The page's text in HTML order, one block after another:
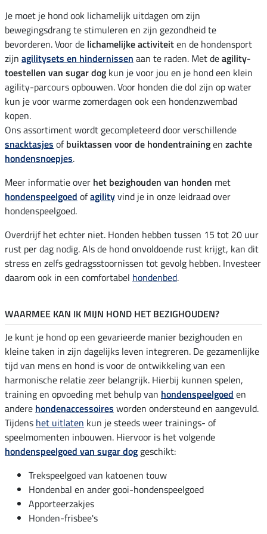
Je moet je hond ook lichamelijk uitdagen om zijn
bewegingsdrang te stimuleren en zijn gezondheid te
bevorderen. Voor de lichamelijke activiteiten de hondensport
zijn agilitysets en hindernissen aan te raden. Met deagility-
toestellen van sugar dog kun je voor jou en je hond een klein
agility-parcours opbouwen. Voor honden die dol zijn op water
kun je voor warme zomerdagen ook een hondenzwembad
kopen.
Ons assortiment wordt gecompleteerd door verschillende
snacktasjes ofbuiktassen voor de hondentrainingen zachte
hondensnoepjes.
Meer informatie over het bezighouden van honden met
hondenspeelgoed ofagilityvind je in onze leidraad over
hondenspeelgoed.
Overdrijf het echter niet. Honden hebben tussen 15 tot 20 uur
rust per dag nodig. Als de hond onvoldoende rust krijgt, kan dit
stress en zelfs gedragsstoornissen tot gevolg hebben. Investeer
daarom ook in een comfortabel hondenbed.
WAARMEE KAN IK MIJN HOND HET BEZIGHOUDEN?
Je kunt je hond op een gevarieerde manier bezighouden en
kleine taken in zijn dagelijks leven integreren. De gezamenlijke
tijd van mens en hond is voor de ontwikkeling van een
harmonische relatie zeer belangrijk. Hierbij kunnen spelen,
training en opvoeding met behulp van hondenspeelgoed en
andere hondenaccessoires worden ondersteund en aangevuld.
Tijdens het uitlaten kun je steeds weer trainings- of
speelmomenten inbouwen. Hiervoor is het volgende
hondenspeelgoed van sugar dog geschikt:
Trekspeelgoed van katoenen touw
Hondenbal en ander gooi-hondenspeelgoed
Apporteerzakjes
Honden-frisbee's